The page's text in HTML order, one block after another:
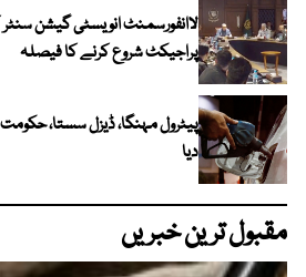
لاانفورسمنٹ انویسٹی گیشن
پراجیکٹ شروع کرنے کا فیصلہ
پیٹرول مہنگا، ڈیزل سستا،
دیا
مقبول ترین خبریں